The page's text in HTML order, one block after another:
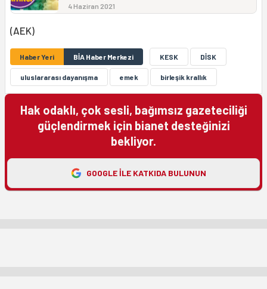
4 Haziran 2021
(AEK)
Haber Yeri BİA Haber Merkezi KESK DİSK
uluslararası dayanışma emek birleşik krallık
Hak odaklı, çok sesli, bağımsız gazeteciliği
güçlendirmek için bianet desteğinizi
bekliyor.
GOOGLE ILE KATKIDA BULUNUN